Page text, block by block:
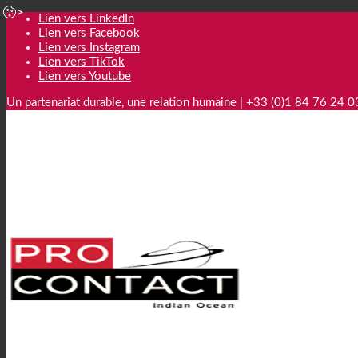
Lien vers LinkedIn
Lien vers Facebook
Lien vers Instagram
Lien vers TikTok
Lien vers Youtube
Un partenariat durable, une relation humaine | +33 (0)1 84 76 24